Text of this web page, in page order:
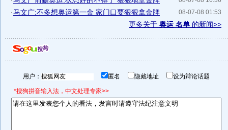
08-07-08 01:53
·马文广:不多想奥运第一金 家门口要狠狠拿金牌
更多关于 奥运 名单 的新闻>>
用户： 匿名 隐藏地址 设为辩论话题
*搜狗拼音输入法，中文处理专家>>